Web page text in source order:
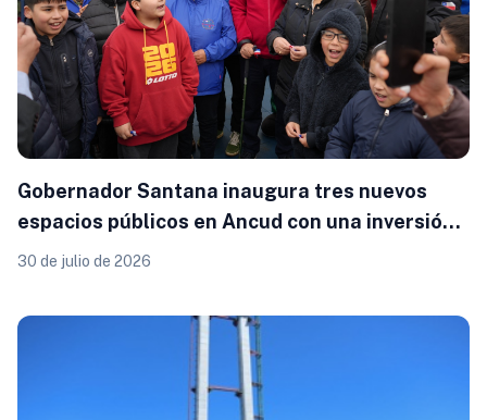
Gobernador Santana inaugura tres nuevos
espacios públicos en Ancud con una inversión
superior a $294 millones
30 de julio de 2026